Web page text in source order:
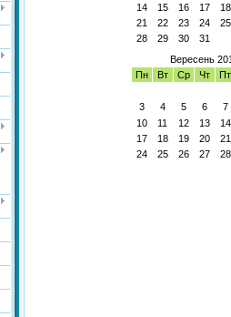
14
15 16 17
18
21
22 23 24
25
28
29 30
31
Вересень
Пн
Вт Ср Чт Пт
3 4 5 6
7
10
11 12 13
14
17
18 19 20
21
24
25 26 27 28